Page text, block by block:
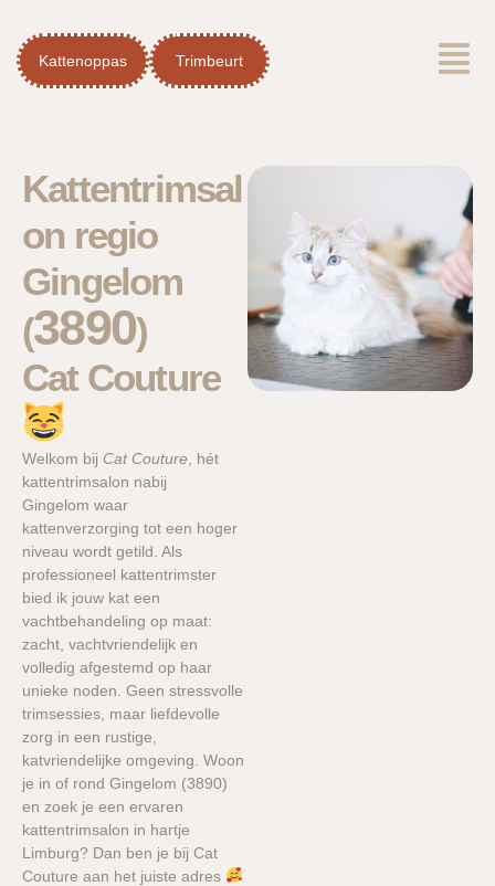
naar
de
inhoud
Kattenoppas Trimbeurt
Menu
Kattentrimsal
on regio
Gingelom
(3890)
Cat Couture
Welkom bij Cat Couture , hét
kattentrimsalon nabij
Gingelom waar
kattenverzorging tot een hoger
niveau wordt getild. Als
professioneel kattentrimster
bied ik jouw kat een
vachtbehandeling op maat:
zacht, vachtvriendelijk en
volledig afgestemd op haar
unieke noden. Geen stressvolle
trimsessies, maar liefdevolle
zorg in een rustige,
katvriendelijke omgeving. Woon
je in of rond Gingelom (3890)
en zoek je een ervaren
kattentrimsalon in hartje
Limburg? Dan ben je bij Cat
Couture aan het juiste adres